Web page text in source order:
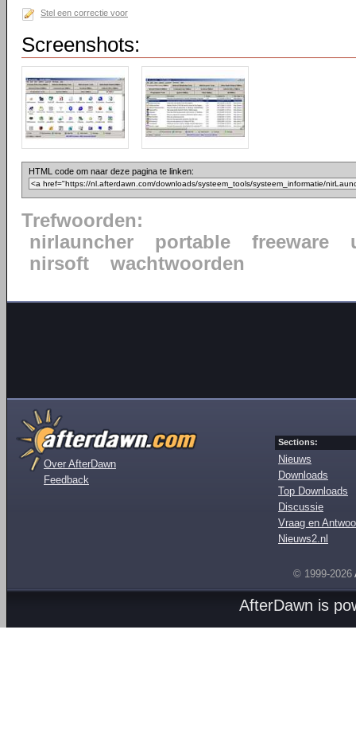
Stel een correctie voor
Screenshots:
HTML code om naar deze pagina te linken:
Trefwoorden:
nirlauncher
portable freeware
nirsoft
wachtwoorden
Over AfterDawn
Feedback
Sections:
Nieuws
Downloads
Top Downloads
Discussie
Vraag en
Nieuws2.nl
© 1999-2026
AfterDawn is